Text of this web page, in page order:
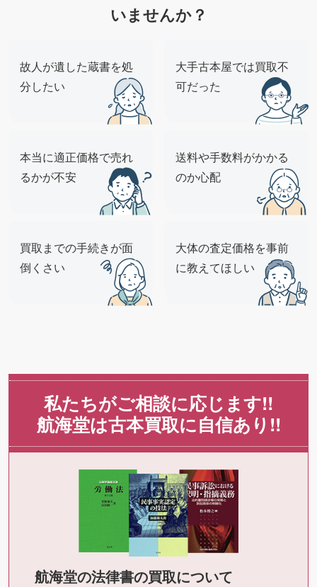
いませんか？
故人が遺した蔵書を処
分したい
大手古本屋では買取不
可だった
本当に適正価格で売れ
るかが不安
送料や手数料がかかる
のか心配
買取までの手続きが面
倒くさい
大体の査定価格を事前
に教えてほしい
私たちがご相談に応じます!!
航海堂は古本買取に自信あり!!
航海堂の法律書の買取について